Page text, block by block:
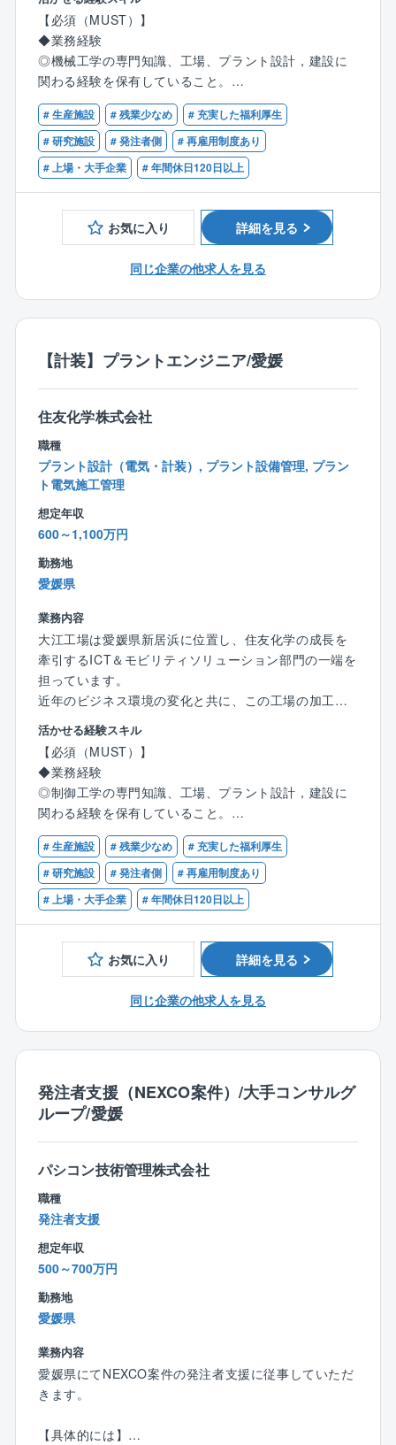
り、学びや成長のチャンスにあふれた環境である。
＜キャリアパス（例）＞
入社後は、自身で設計,建設したプラントの合理化やメ
ンテナンス業務を経験することで、設備管理や工場運
営に関するスキルを習得。将来的には設備管理部門の
責任者として工場経営に参画いただくことも可能で
す。また、高度な専門知識を有する技術者として、全
社のエンジニアリング業務の最適化を推進し、技術戦
略をリードする責任者を目指すことも可能です。
●中長期的な工場インフラ整備を視野に入れ、機械工学
の専門知識を活かして業務を遂行。
●設備メーカーや工事会社との調整,発注業務も担当。
●新規工場建設時には基本計画段階から機械設計業務お
よびプロジェクト遂行業務
工場建設に一から関わる経験ができ、着実にご自身の
成長を実感できる業務です。
また、ご自身の知識や経験を活かして、工場の生産性
向上や安定貢献できます。
【募集背景】
牽引するICT＆モビリティソリューション部門の一端を
立型事業をさらに発展,成長させていくためには、機械
力が求められており、新しい設備導入などの経験があ
る方を必要としています。
そういった背景の中、部署としては、国内外製造拠点
イムリーな設計、建設業務を推進し、同社および同社
グループ会社の企業競争力を高め、住友化学グループ
の収益向上に貢献することを期待されています。
加えて、工場の機械設備の工事、維持及び運用の業務
こともミッションです。
【キャリアパスイメ―ジ】
◎まずは工場の機械系エンジニアとして設備の設計,保
守,運用を担当。
◎経験を積んだ後、新しい設備導入プロジェクトを担
当。
◎加工組立型プラントだけでなく、連続プロセス,バッ
チプロセスのプラントや海外でのプラント建設,設備導
入にも参画可能。
◎将来的には管理職としてチームのマネジメントや他
部門との連携を行い、工場の技術戦略の策定に貢献す
ることが期待される。
【必須（MUST）】
◆業務経験
◎機械工学の専門知識、工場、プラント設計，建設に
関わる経験を保有していること。
◎環境、保安、安全関係法令について一定の知識，経
験を持っていること。
【歓迎（WANT）】
◆業務経験：
系のプラントの機械設計業務経験がある方が望まし
い。
◎工場機械設備における、設備の強度計算、材料選
ついての知識、経験がある方が望ましい。
害防止管理者などの資格があれば尚可。
◆語学力：TOEIC500点以上
# 生産施設 # 残業少なめ
# 充実した福利厚生
# 研究施設
# 発注者側
# 再雇用制度あり
# 上場・大手企業
# 年間休日120日以上
お気に入り 詳細を見る
同じ企業の他求人を見る
【計装】プラントエンジニア/愛媛
住友化学株式会社
職種
プラント設計（電気・計装）, プラント設備管理, プラン
ト電気施工管理
想定年収
600～1,100万円
勤務地
愛媛県
業務内容
大江工場は愛媛県新居浜に位置し、住友化学の成長を
牽引するICT＆モビリティソリューション部門の一端を
担っています。
近年のビジネス環境の変化と共に、この工場の加工組
立型事業をさらに発展、成長させていくためには、制
御系エンジニアの役割はますます重要となっていま
す。
そういった背景の中、部署としては、国内外製造拠点
の製造ラインの新設および大型の設備改変に関するタ
イムリーな設計、建設業務を推進し、同社および同社
グループ会社の企業競争力を高め、住友化学グループ
の収益向上に貢献することを期待されています。
加えて、工場の計装設備の工事、維持及び運用の業務
に関してはグループ会社と連携して効率的に推進する
こともミッションです。
●大江工場の増産,改良工事または新規工場建設におけ
●製造プロセス、設備予算、工期を意識しながら計装設
●中長期的な工場インフラ整備を視野に入れ、制御工学
の専門知識を活かして業務を遂行。
●設備メーカーや工事会社との調整,発注業務も担当。
●新規工場建設時には基本計画段階から計装設計業務お
よびプロジェクト遂行業務に従事。
工場建設に一から関わる経験ができ、着実にご自身の
成長を実感できる業務です。
また、ご自身の知識や経験を活かして、工場の生産性
向上や安定貢献できます。
また、キャリアイメージは以下です。
設備の設計,保守,運用を担当する。
◎その後、経験を積み、新しい設備導入等のプロジェ
クトを担当する。
計に関わることにより、FA系の知識、スキルを身に着
活かせる経験スキル
【必須（MUST）】
◆業務経験
◎制御工学の専門知識、工場、プラント設計，建設に
関わる経験を保有していること。
◎環境、保安、安全関係法令について一定の知識，経
験を持っていること。
【歓迎（WANT）】
◆業務経験：
◎クリーンルーム内設備設計経験
◎加工組立工場での計装、メカトロ設計経験
◎プログラミング言語の知見
エネルギー管理士、電気主任技術者、危険物取扱者、
TOEIC500点以上
# 生産施設 # 残業少なめ
# 充実した福利厚生
# 研究施設
# 発注者側
# 再雇用制度あり
# 上場・大手企業
# 年間休日120日以上
お気に入り 詳細を見る
同じ企業の他求人を見る
発注者支援（NEXCO案件）/大手コンサルグ
ループ/愛媛
パシコン技術管理株式会社
職種
発注者支援
想定年収
500～700万円
勤務地
愛媛県
業務内容
愛媛県にてNEXCO案件の発注者支援に従事していただ
きます。
【具体的には】